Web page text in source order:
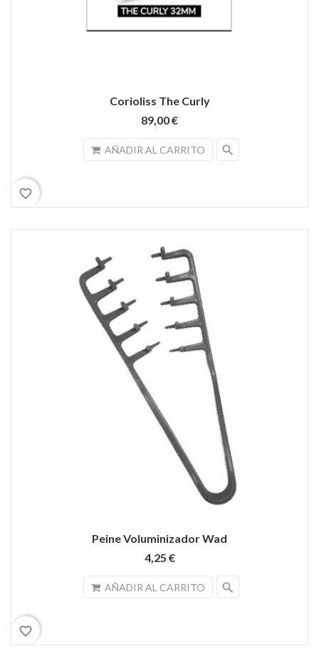
Corioliss The Curly
89,00 €
AÑADIR AL CARRITO search
favorite_border
Peine Voluminizador Wad
4,25 €
AÑADIR AL CARRITO search
favorite_border